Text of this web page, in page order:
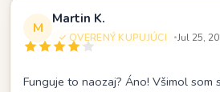
M
Martin K.
OVERENÝ KUPUJÚCI •Jul 25,
Funguje to naozaj? Áno! Všimol som